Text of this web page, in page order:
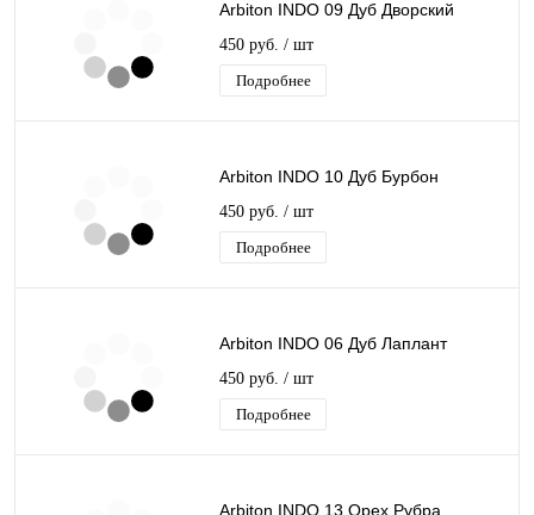
Arbiton INDO 09 Дуб Дворский
450 руб. / шт
Подробнее
Arbiton INDO 10 Дуб Бурбон
450 руб. / шт
Подробнее
Arbiton INDO 06 Дуб Лаплант
450 руб. / шт
Подробнее
Arbiton INDO 13 Орех Рубра